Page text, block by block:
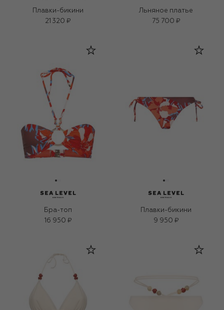
Плавки-бикини
21 320 ₽
Льняное платье
75 700 ₽
Бра-топ
16 950 ₽
Плавки-бикини
9 950 ₽